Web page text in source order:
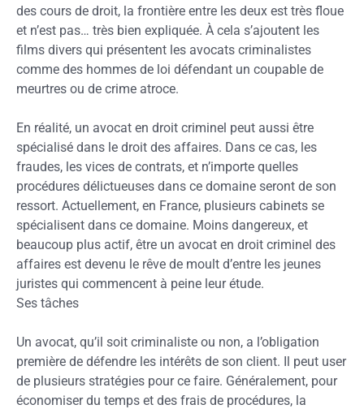
des cours de droit, la frontière entre les deux est très floue
et n’est pas… très bien expliquée. À cela s’ajoutent les
films divers qui présentent les avocats criminalistes
comme des hommes de loi défendant un coupable de
meurtres ou de crime atroce.
En réalité, un avocat en droit criminel peut aussi être
spécialisé dans le droit des affaires. Dans ce cas, les
fraudes, les vices de contrats, et n’importe quelles
procédures délictueuses dans ce domaine seront de son
ressort. Actuellement, en France, plusieurs cabinets se
spécialisent dans ce domaine. Moins dangereux, et
beaucoup plus actif, être un avocat en droit criminel des
affaires est devenu le rêve de moult d’entre les jeunes
juristes qui commencent à peine leur étude.
Ses tâches
Un avocat, qu’il soit criminaliste ou non, a l’obligation
première de défendre les intérêts de son client. Il peut user
de plusieurs stratégies pour ce faire. Généralement, pour
économiser du temps et des frais de procédures, la